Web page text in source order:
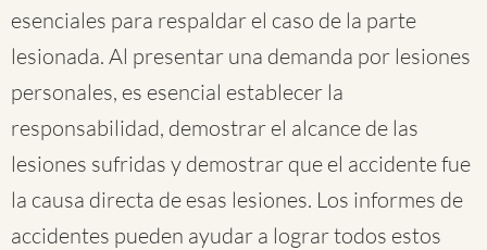
esenciales para respaldar el caso de la parte
lesionada. Al presentar una demanda por lesiones
personales, es esencial establecer la
responsabilidad, demostrar el alcance de las
lesiones sufridas y demostrar que el accidente fue
la causa directa de esas lesiones. Los informes de
accidentes pueden ayudar a lograr todos estos